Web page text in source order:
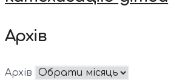
Архів
Архів